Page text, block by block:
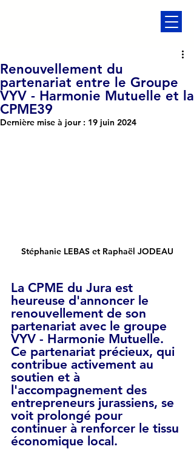
Renouvellement du
partenariat entre le Groupe
VYV - Harmonie Mutuelle et la
CPME39
Dernière mise à jour : 19 juin 2024
Stéphanie LEBAS et Raphaël JODEAU
La CPME du Jura est
heureuse d'annoncer le
renouvellement de son
partenariat avec le groupe
VYV - Harmonie Mutuelle.
Ce partenariat précieux, qui
contribue activement au
soutien et à
l'accompagnement des
entrepreneurs jurassiens, se
voit prolongé pour
continuer à renforcer le tissu
économique local.